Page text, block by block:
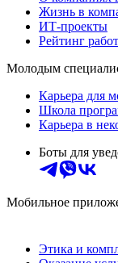
Жизнь в
ИТ-проекты
Рейтинг
Молодым
Карьера для
Школа
Карьера в
Боты для
Мобильное
Этика и